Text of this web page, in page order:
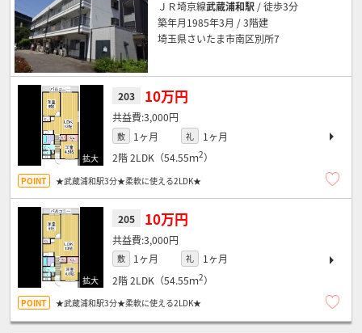
ＪＲ埼京線武蔵浦和駅 / 徒歩3分
築年月1985年3月 / 3階建
埼玉県さいたま市南区別所7
203 10万円
3,000円
敷 1ヶ月 礼
1ヶ月
2階2LDK（54.55ｍ2）
★武蔵浦和駅3分★柔軟に使える2LDK★
205 10万円
3,000円
敷 1ヶ月 礼
1ヶ月
2階2LDK（54.55ｍ2）
★武蔵浦和駅3分★柔軟に使える2LDK★